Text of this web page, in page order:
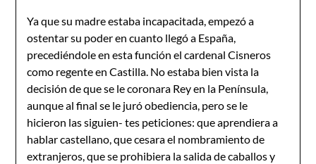
Ya que su madre estaba incapacitada, empezó a
ostentar su poder en cuanto llegó a España,
precediéndole en esta función el cardenal Cisneros
como regente en Castilla. No estaba bien vista la
decisión de que se le coronara Rey en la Península,
aunque al final se le juró obediencia, pero se le
hicieron las siguien- tes peticiones: que aprendiera a
hablar castellano, que cesara el nombramiento de
extranjeros, que se prohibiera la salida de caballos y